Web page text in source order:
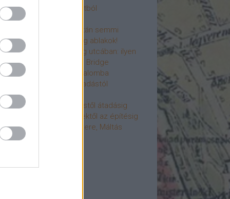
fogorvosi rendelő a múltból
a 4-es metrón
tervezik, megígérik, aztán semmi
újjászülettek az ólomüveg ablakok!
terek a Mérleg utcában: ilyen
a Mamaison Hotel Chain Bridge
költözött a Hengermalomba
története: az átadástól
története: építéstől átadásig
története: ötletektől az építésig
elfeledett mestere, Máltás